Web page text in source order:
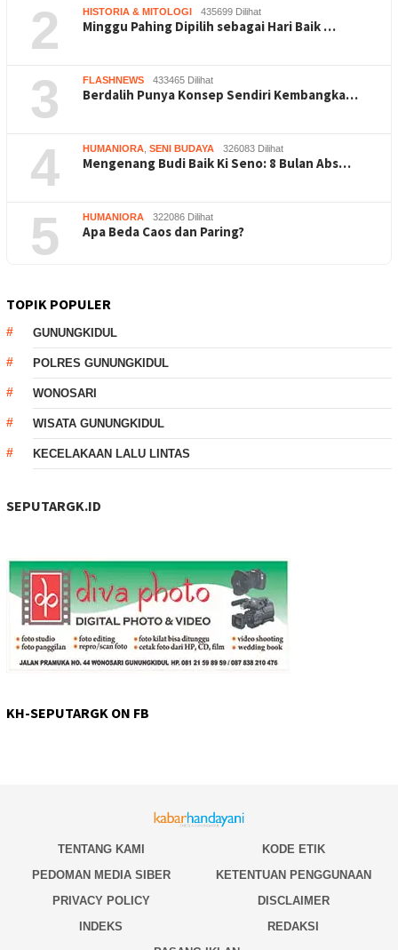
2 HISTORIA & MITOLOGI 435699 Dilihat
Minggu Pahing Dipilih sebagai Hari Baik …
3 FLASHNEWS 433465 Dilihat
Berdalih Punya Konsep Sendiri Kembangka…
4 HUMANIORA, SENI BUDAYA 326083 Dilihat
Mengenang Budi Baik Ki Seno: 8 Bulan Abs…
5 HUMANIORA 322086 Dilihat
Apa Beda Caos dan Paring?
TOPIK POPULER
GUNUNGKIDUL
POLRES GUNUNGKIDUL
WONOSARI
WISATA GUNUNGKIDUL
KECELAKAAN LALU LINTAS
SEPUTARGK.ID
KH-SEPUTARGK ON FB
TENTANG KAMI
KODE ETIK
PEDOMAN MEDIA SIBER
KETENTUAN PENGGUNAAN
PRIVACY POLICY
DISCLAIMER
INDEKS
REDAKSI